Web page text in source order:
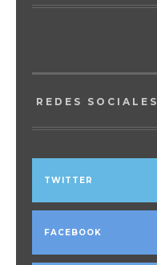
REDES SOCIALES
TWITTER
FACEBOOK